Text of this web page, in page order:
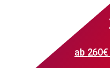
ab 260€